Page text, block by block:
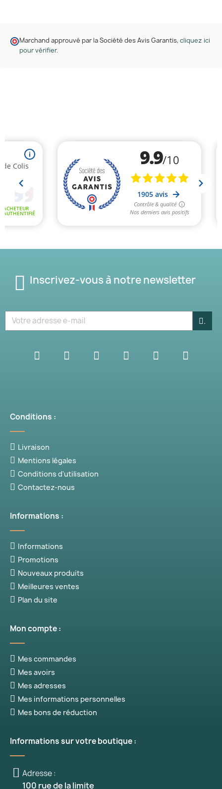
Marchand approuvé par la Société des Avis Garantis, cliquez ici
pour vérifier.
Inscrivez-vous à notre newsletter
.
Conditions :
Livraison
Mentions légales
Conditions d'utilisation
Contactez-nous
Informations :
Informations
Promotions
Nouveaux produits
Meilleures ventes
Plan du site
Mon compte :
Mes commandes
Mes avoirs
Mes adresses
Mes informations personnelles
Mes bons de réduction
Informations sur votre boutique :
Adresse :
100 rue de la limite